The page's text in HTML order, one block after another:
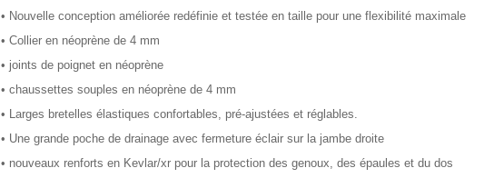
• Nouvelle conception améliorée redéfinie et testée en taille pour une flexibilité maximale
• Collier en néoprène de 4 mm
• joints de poignet en néoprène
• chaussettes souples en néoprène de 4 mm
• Larges bretelles élastiques confortables, pré-ajustées et réglables.
• Une grande poche de drainage avec fermeture éclair sur la jambe droite
• nouveaux renforts en Kevlar/xr pour la protection des genoux, des épaules et du dos